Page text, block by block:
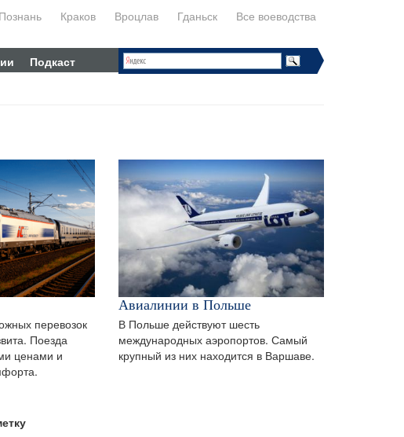
Познань Краков Вроцлав Гданьск Все воеводства
Подкаст
перевозок
Поезда
ценами и
Авиалинии в Польше
В Польше действуют шесть
международных аэропортов. Самый
крупный из них находится в Варшаве.